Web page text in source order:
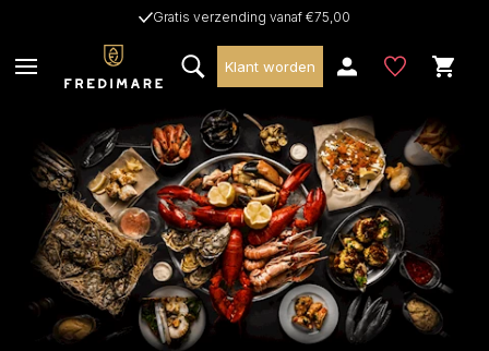
Gratis verzending vanaf €75,00
Klant worden